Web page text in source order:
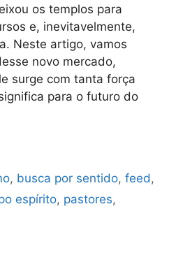
os templos para
e, inevitavelmente,
Neste artigo, vamos
novo mercado,
surge com tanta força
para o futuro do
, busca por sentido,feed,
espírito, pastores,